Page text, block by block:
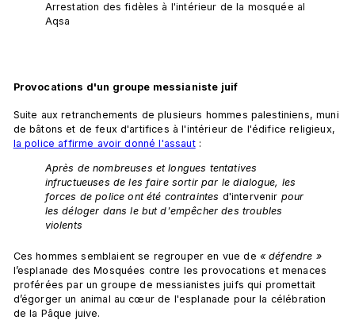
Arrestation des fidèles à l'intérieur de la mosquée al
Aqsa
Provocations d'un groupe messianiste juif
Suite aux retranchements de plusieurs hommes palestiniens, muni
la police affirme avoir donné l'assaut :
Après de nombreuses et longues tentatives
infructueuses de les faire sortir par le dialogue, les
forces de police ont été contraintes d'intervenir pour
les déloger dans le but d'empêcher des troubles
violents
Ces hommes semblaient se regrouper en vue de « défendre »
l’esplanade des Mosquées contre les provocations et menaces
proférées par un groupe de messianistes juifs qui promettait
d’égorger un animal au cœur de l'esplanade pour la célébration
de la Pâque juive.